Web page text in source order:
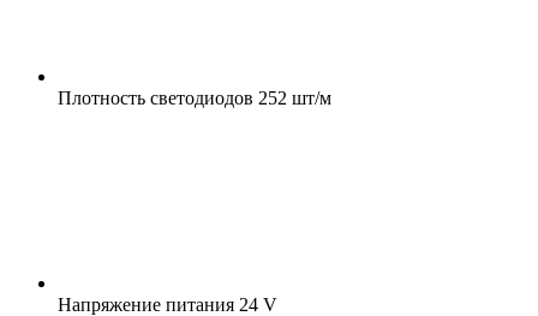
Плотность светодиодов 252 шт/м
Напряжение питания 24 V